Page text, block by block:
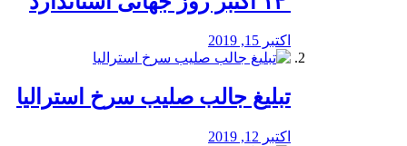
اکتبر 15, 2019
تبلیغ جالب صلیب سرخ استرالیا
اکتبر 12, 2019